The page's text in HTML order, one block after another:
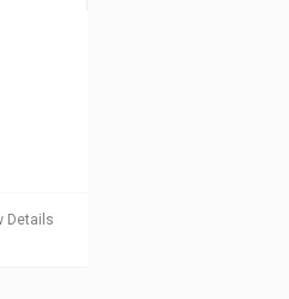
Details